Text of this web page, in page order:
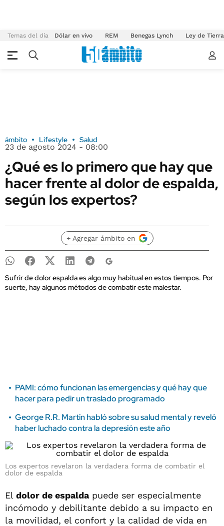
Temas del día Dólar en vivo REM Benegas Lynch Ley de
ámbito Lifestyle Salud
23 de agosto 2024 - 08:00
¿Qué es lo primero que hay que
hacer frente al dolor de espalda,
según los expertos?
+ Agregar ámbito en
Sufrir de dolor espalda es algo muy habitual en estos tiempos. Por
suerte, hay algunos métodos de combatir este malestar.
PAMI: cómo funcionan las emergencias y qué hay que
hacer para pedir un traslado programado
George R.R. Martin habló sobre su salud mental y reveló
haber luchado contra la depresión este año
Los expertos revelaron la verdadera forma de combatir el
dolor de espalda
El dolor de espaldapuede ser especialmente
incómodo y debilitante debido a su impacto en
la movilidad, el confort y la calidad de vida en